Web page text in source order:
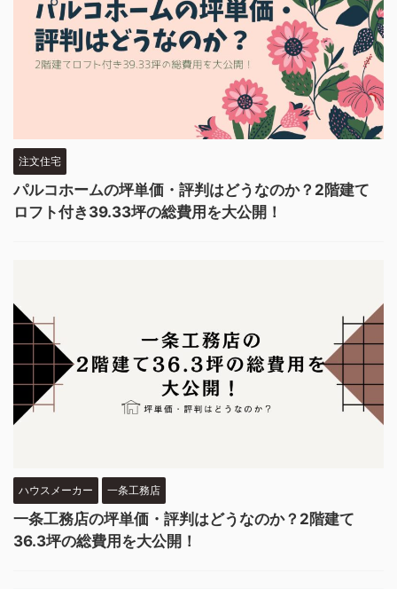
注文住宅
パルコホームの坪単価・評判はどうなのか？2階建て
ロフト付き39.33坪の総費用を大公開！
ハウスメーカー 一条工務店
一条工務店の坪単価・評判はどうなのか？2階建て
36.3坪の総費用を大公開！